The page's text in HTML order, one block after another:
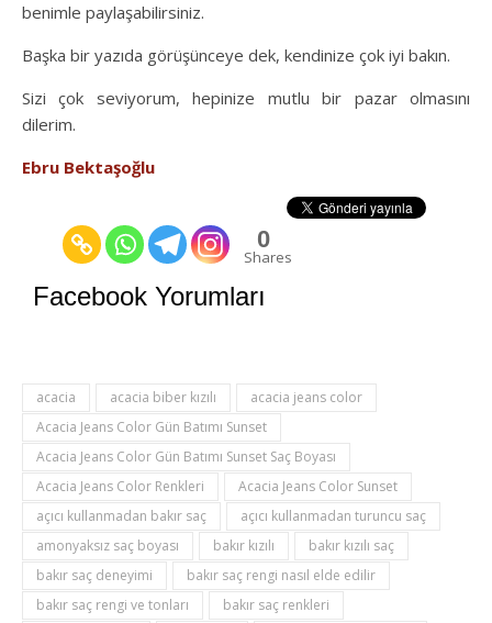
benimle paylaşabilirsiniz.
Başka bir yazıda görüşünceye dek, kendinize çok iyi bakın.
Sizi çok seviyorum, hepinize mutlu bir pazar olmasını
dilerim.
Ebru Bektaşoğlu
0
Shares
Facebook Yorumları
acacia acacia biber kızılı
acacia jeans color
Acacia Jeans Color Gün Batımı Sunset
Acacia Jeans Color Gün Batımı Sunset Saç Boyası
Acacia Jeans Color Renkleri
Acacia Jeans Color Sunset
açıcı kullanmadan bakır saç
açıcı kullanmadan turuncu saç
amonyaksız saç boyası
bakır kızılı
bakır kızılı saç
bakır saç deneyimi
bakır saç rengi nasıl elde edilir
bakır saç rengi ve tonları
bakır saç renkleri